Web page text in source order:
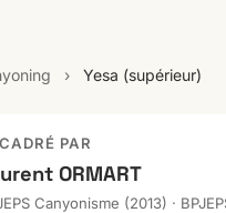
› Yesa (supérieur)
PAR
ORMART
Canyonisme (2013) ·